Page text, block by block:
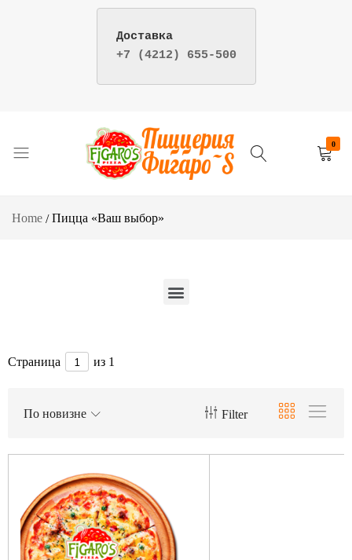
Доставка
+7 (4212) 655-500
суши
–
доставка
0
Home Пицца «Ваш выбор»
Страница из 1
Filter
По новизне